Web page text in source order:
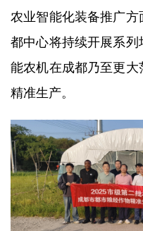
农业智能化装备推广
都中心将持续开展系
能农机在成都乃至更
精准生产。